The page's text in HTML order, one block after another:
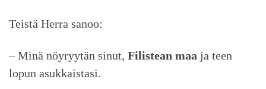
Teistä Herra sanoo:
– Minä nöyryytän sinut, Filistean maa ja teen
lopun asukkaistasi.